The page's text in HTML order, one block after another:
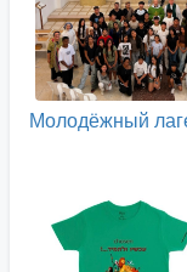
Молодёжный